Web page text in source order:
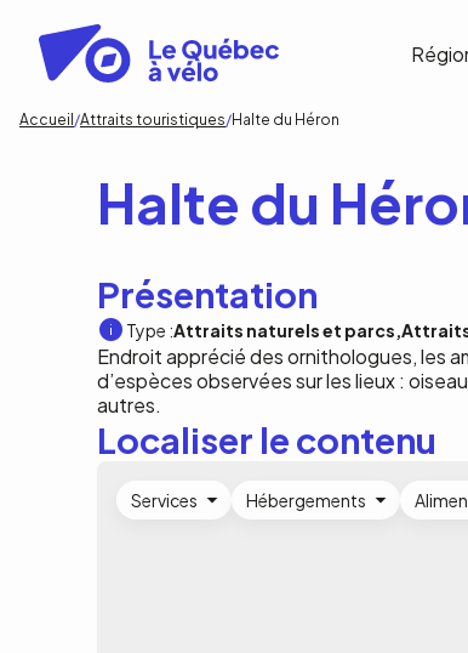
contenu
principal
Fil
d'Ariane
Accueil Attraits touristiques Halte du Héron
Halte du
Présentation
Type :Attraits naturels et parcs
Endroit apprécié des ornithologues, les
d’espèces observées sur les lieux :
autres.
Localiser le contenu
Services Hébergements